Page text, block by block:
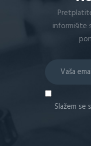
informišite
Slažem se